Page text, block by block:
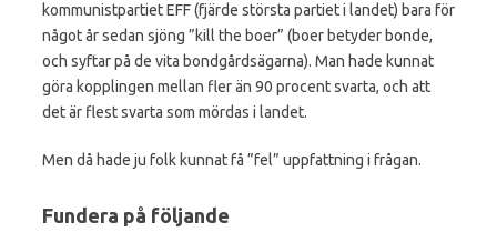
kommunistpartiet EFF (fjärde största partiet i landet) bara för
något år sedan sjöng ”kill the boer” (boer betyder bonde,
och syftar på de vita bondgårdsägarna). Man hade kunnat
göra kopplingen mellan fler än 90 procent svarta, och att
det är flest svarta som mördas i landet.
Men då hade ju folk kunnat få ”fel” uppfattning i frågan.
Fundera på följande